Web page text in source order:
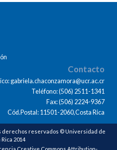
Contacto
gabriela.chaconzamora@ucr.ac.cr
Teléfono: (506) 2511-1341
Fax: (506) 2224-9367
Cód.Postal: 11501-2060,Costa Rica
derechos reservados © Universidad de
Rica 2014